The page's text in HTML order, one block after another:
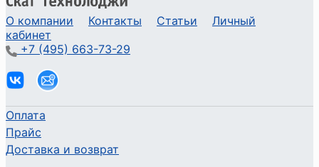
О компании Контакты Статьи
Личный
кабинет
+7 (495) 663-73-29
Оплата
Прайс
Доставка и возврат